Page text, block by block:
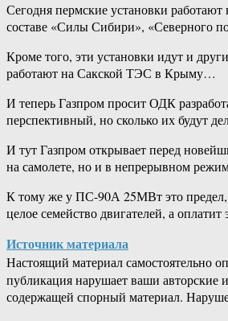
Сегодня пермские установки
составе «Силы Сибири», «Северного
Кроме того, эти установки идут и
работают на Сакской ТЭС в Крыму…
И теперь Газпром просит ОДК
перспективный, но сколько их будут
И тут Газпром открывает перед
на самолете, но и в непрерывном
К тому же у ПС-90А 25МВт это предел,
целое семейство двигателей, а оплатит
Источник материала
Настоящий материал самостоятельно
публикация нарушает ваши
содержащей спорный материал.